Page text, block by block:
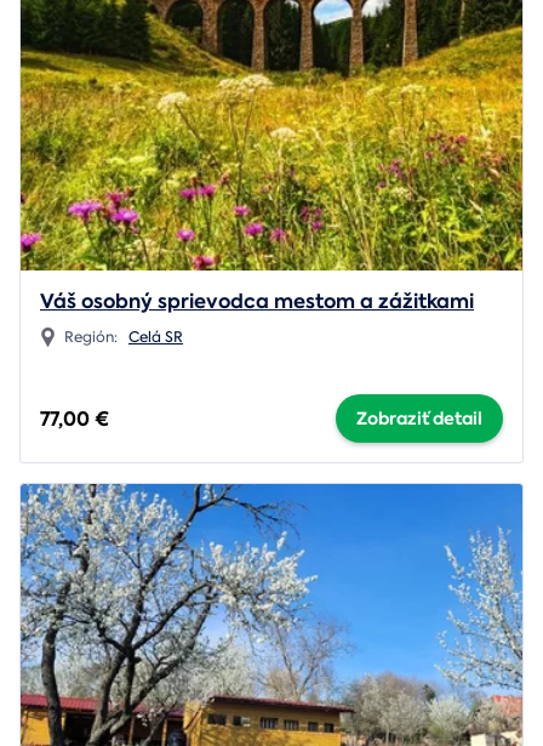
Váš osobný sprievodca mestom a zážitkami
Región: Celá SR
77,00 € Zobraziť detail